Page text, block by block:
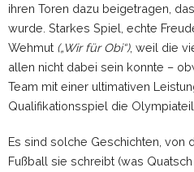
ihren Toren dazu beigetragen,
wurde. Starkes Spiel, echte
Wehmut („Wir für Obi“), weil die
allen nicht dabei sein konnte –
Team mit einer ultimativen
Qualifikationsspiel die
Es sind solche Geschichten, von
Fußball sie schreibt (was